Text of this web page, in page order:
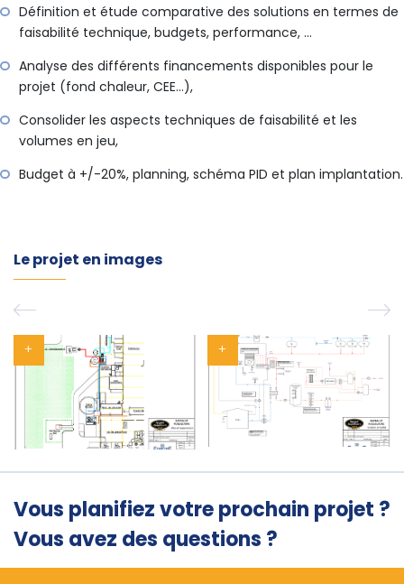
Définition et étude comparative des solutions en termes de
faisabilité technique, budgets, performance, …
Analyse des différents financements disponibles pour le
projet (fond chaleur, CEE…),
Consolider les aspects techniques de faisabilité et les
volumes en jeu,
Budget à +/-20%, planning, schéma PID et plan implantation.
Le projet en images
Vous planifiez votre prochain projet ?
Vous avez des questions ?